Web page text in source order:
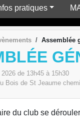
pratiques
Assemblée
2026 de 13h45 à 15h30
Bois de St Jeaume
du club se